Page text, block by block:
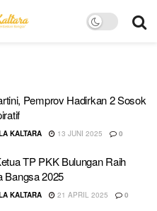
Pemprov Hadirkan 2 Sosok
KALTARA 13 JUNI 2025 0
TP PKK Bulungan Raih
Bangsa 2025
KALTARA 21 APRIL 2025 0